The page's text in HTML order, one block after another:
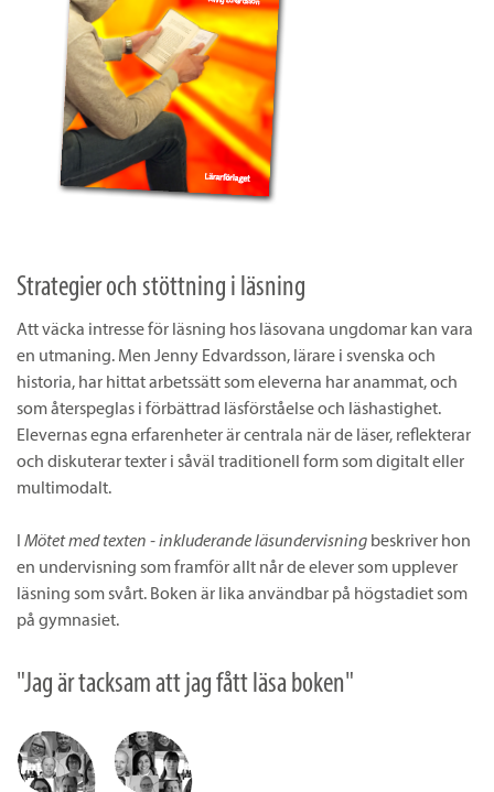
Strategier och stöttning i läsning
Att väcka intresse för läsning hos läsovana ungdomar kan vara
en utmaning. Men Jenny Edvardsson, lärare i svenska och
historia, har hittat arbetssätt som eleverna har anammat, och
som återspeglas i förbättrad läsförståelse och läshastighet.
Elevernas egna erfarenheter är centrala när de läser, reflekterar
och diskuterar texter i såväl traditionell form som digitalt eller
multimodalt.
Mötet med texten - inkluderande läsundervisning beskriver hon
en undervisning som framför allt når de elever som upplever
läsning som svårt. Boken är lika användbar på högstadiet som
på gymnasiet.
"Jag är tacksam att jag fått läsa boken"